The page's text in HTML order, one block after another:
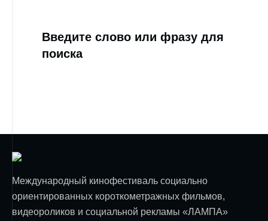
Введите слово или фразу для
поиска
Международный кинофестиваль социально
ориентированных короткометражных фильмов,
видеороликов и социальной рекламы «ЛАМПА»